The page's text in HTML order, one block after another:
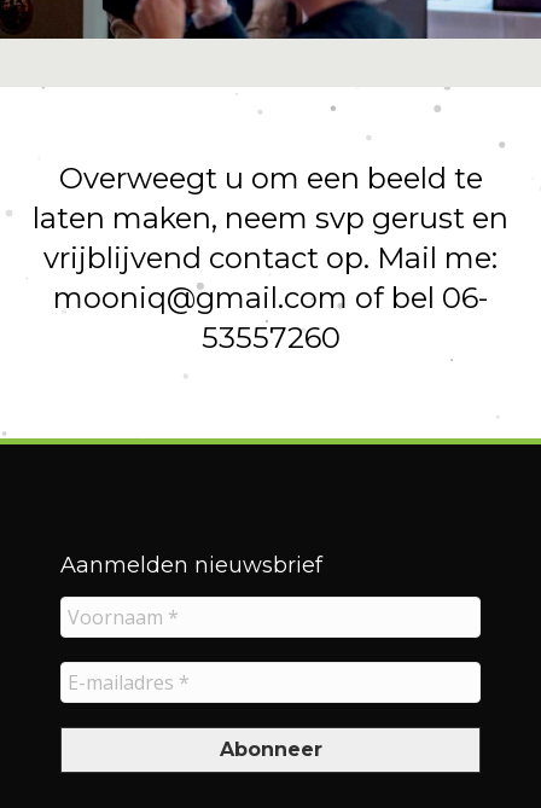
Overweegt u om een beeld te
laten maken, neem svp gerust en
vrijblijvend contact op. Mail me:
mooniq@gmail.com of bel 06-
53557260
Aanmelden nieuwsbrief